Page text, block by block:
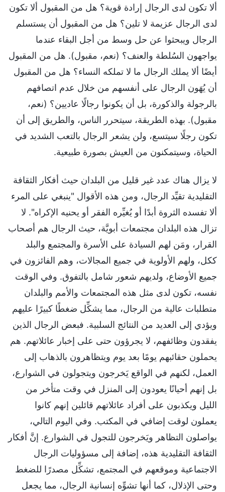
ألا تكون لدى الرجال إرادة قوية؟ هل من المقبول ألا تكون
لدى الرجال عزيمة لا تلين؟ هل من المقبول أن يستسلم
الرجال ويبحثوا عن حل وسط من أجل البقاء عندما
يواجهون السُلطة والعنف؟ (نعم، مقبول). هل من المقبول
أيضًا ألا يملك الرجال ما لا تملكه النساء؟ هل من المقبول
أن يُهَون الرجال على أنفسهم من خلال عدم اتصافهم
بالرجولة والذكورة، بل أن يكونوا رجالًا عاديين؟ (نعم،
مقبول). بهذه الطريقة، سيتحرر الناس، والطريق إلى أن
تكون رجلًا سيتسع، ولن يشعر الرجال بالتعب الشديد في
الحياة، وسيتمكنون من العيش بصورة طبيعية.
لا يزال هناك عدد غير قليل من البلدان حيث أفكار الثقافة
التقليدية تقيِّد الرجال، ومن هذه الأقوال "ينبغي على المرء
ألا تفسده الثروة أبدًا أو يُغيِّره الفقر أو يحنيه الإكراه". لا
تزال هذه البلدان مجتمعات أبويَّة، حيث الرجال هم أصحاب
القرار، ومَن لهم السيادة على الأسرة والمجتمع والبلد
ككل، ولهم الأولوية في جميع المجالات، وهم الفائزون في
جميع الأوضاع، ولديهم شعور شامل بالتفوق. وفي الوقت
نفسه، تكون لدى مثل هذه المجتمعات والأمم والبلدان
متطلبات عالية من الرجال، مما يشكِّل ضغطًا كبيرًا عليهم
ويؤدي إلى العديد من النتائج السلبية. فبعض الرجال الذين
يفقدون وظائفهم، لا يجرؤون حتى على إخبار عائلاتهم. هم
يحملون حقائبهم يومًا بعد يوم ويتظاهرون بالذهاب إلى
العمل، لكنهم في الواقع يَخرجون ويتجولون في الشوارع،
بل إنهم أحيانًا يعودون إلى المنزل في وقت متأخر من
الليل ويكذبون على أفراد عائلاتهم قائلين إنهم كانوا
يعملون لوقت إضافي في المكتب. وفي اليوم التالي،
يواصلون التظاهر ويَخرجون للتجول في الشوارع. إنَّ أفكار
الثقافة التقليدية هذه، إضافة إلى مسؤوليات الرجال
الاجتماعية وموقعهم في المجتمع، تشكِّل مصدرًا للضغط
وحتى الإذلال، كما أنها تشوِّه إنسانية الرجال، مما يجعل